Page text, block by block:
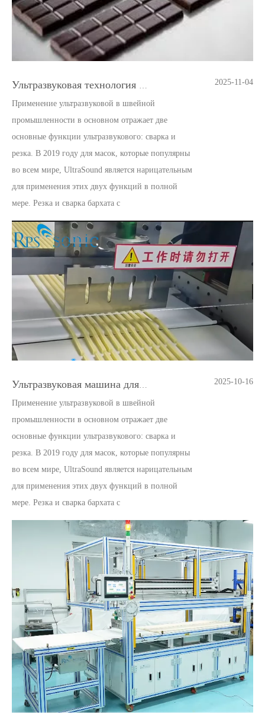
Применение ультразвуковой в швейной
промышленности в основном отражает две
основные функции ультразвукового: сварка и
резка. В 2019 году для масок, которые популярны
во всем мире, UltraSound является нарицательным
для применения этих двух функций в полной
мере. Резка и сварка бархата c
2025-11-04
Ультразвуковая машина для резки шоколада с конвейерной лентой
Применение ультразвуковой в швейной
промышленности в основном отражает две
основные функции ультразвукового: сварка и
резка. В 2019 году для масок, которые популярны
во всем мире, UltraSound является нарицательным
для применения этих двух функций в полной
мере. Резка и сварка бархата c
2025-10-16